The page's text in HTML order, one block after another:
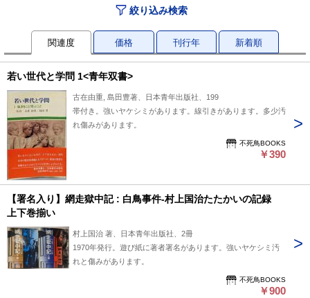
絞り込み検索
関連度 価格 刊行年 新着順
若い世代と学問 1<青年双書>
古在由重, 島田豊著、日本青年出版社、199
帯付き。強いヤケシミがあります。線引きがあります。多少汚
れ傷みがあります。
不死鳥BOOKS
￥390
【署名入り】網走獄中記 : 白鳥事件-村上国治たたかいの記録
上下巻揃い
村上国治 著、日本青年出版社、2冊
1970年発行。遊び紙に著者署名があります。強いヤケシミ汚
れと傷みがあります。
不死鳥BOOKS
￥900